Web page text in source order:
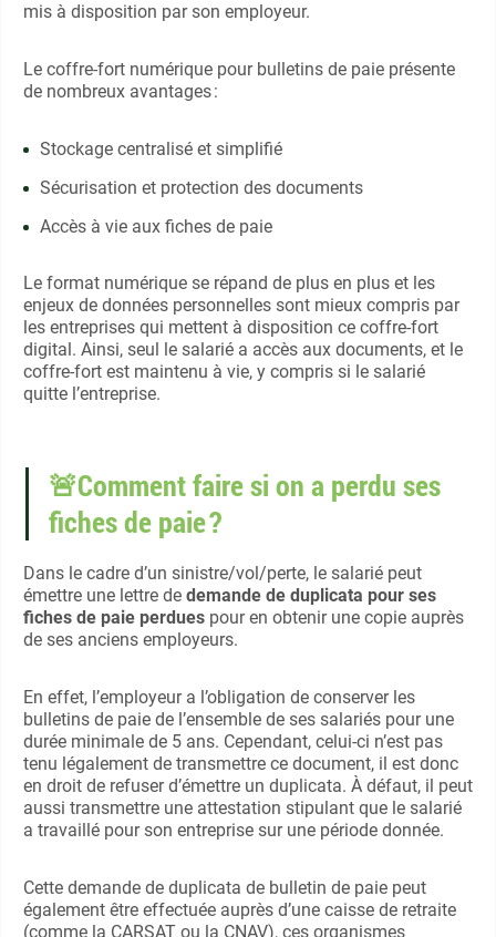
mis à disposition par son employeur.
Le coffre-fort numérique pour bulletins de paie présente
de nombreux avantages :
Stockage centralisé et simplifié
Sécurisation et protection des documents
Accès à vie aux fiches de paie
Le format numérique se répand de plus en plus et les
enjeux de données personnelles sont mieux compris par
les entreprises qui mettent à disposition ce coffre-fort
digital. Ainsi, seul le salarié a accès aux documents, et le
coffre-fort est maintenu à vie, y compris si le salarié
quitte l’entreprise.
🚨Comment faire si on a perdu ses
fiches de paie ?
Dans le cadre d’un sinistre/vol/perte, le salarié peut
émettre une lettre de demande de duplicata pour ses
fiches de paie perdues pour en obtenir une copie auprès
de ses anciens employeurs.
En effet, l’employeur a l’obligation de conserver les
bulletins de paie de l’ensemble de ses salariés pour une
durée minimale de 5 ans. Cependant, celui-ci n’est pas
tenu légalement de transmettre ce document, il est donc
en droit de refuser d’émettre un duplicata. À défaut, il peut
aussi transmettre une attestation stipulant que le salarié
a travaillé pour son entreprise sur une période donnée.
Cette demande de duplicata de bulletin de paie peut
également être effectuée auprès d’une caisse de retraite
(comme la CARSAT ou la CNAV), ces organismes